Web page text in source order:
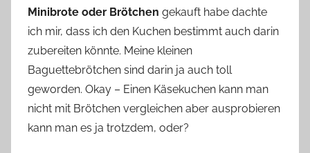
Minibrote oder Brötchen gekauft habe dachte
ich mir, dass ich den Kuchen bestimmt auch darin
zubereiten könnte. Meine kleinen
Baguettebrötchen sind darin ja auch toll
geworden. Okay – Einen Käsekuchen kann man
nicht mit Brötchen vergleichen aber ausprobieren
kann man es ja trotzdem, oder?